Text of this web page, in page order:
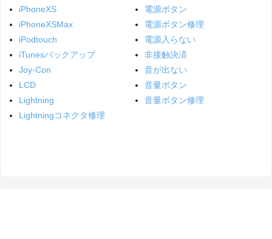
iPhoneXS
iPhoneXSMax
iPodtouch
iTunesバックアップ
Joy-Con
LCD
Lightning
Lightningコネクタ修理
電源ボタン
電源ボタン修理
電源入らない
非接触決済
音が出ない
音量ボタン
音量ボタン修理